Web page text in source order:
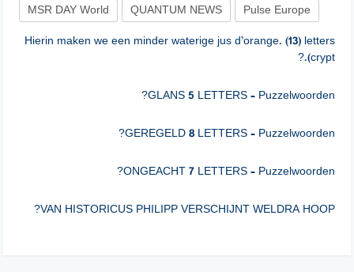
MSR DAY World
QUANTUM NEWS
Pulse Europe
Hierin maken we een minder waterige jus d’orange. (13) letters
(crypt.?
GLANS 5 LETTERS – Puzzelwoorden?
GEREGELD 8 LETTERS – Puzzelwoorden?
ONGEACHT 7 LETTERS – Puzzelwoorden?
VAN HISTORICUS PHILIPP VERSCHIJNT WELDRA HOOP?